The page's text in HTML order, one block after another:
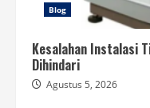
Blog
Kesalahan Instalasi
Dihindari
Agustus 5, 2026